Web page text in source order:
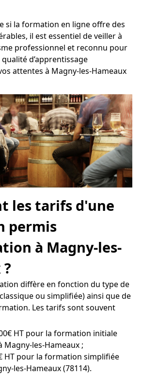
si la formation en ligne offre des
il est essentiel de veiller à
professionnel et reconnu pour
d’apprentissage
attentes à Magny-les-Hameaux
les tarifs d'une
permis
à Magny-les-
diffère en fonction du type de
ou simplifiée) ainsi que de
Les tarifs sont souvent
HT pour la formation initiale
les-Hameaux ;
HT pour la formation simplifiée
les-Hameaux (78114).